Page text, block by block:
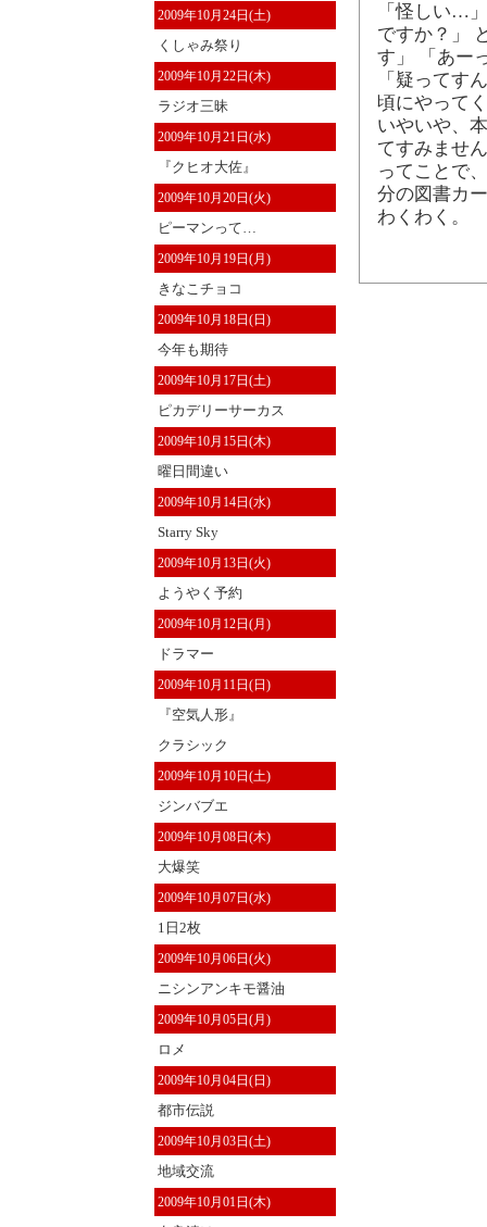
2009年10月24日(土)
くしゃみ祭り
2009年10月22日(木)
ラジオ三昧
2009年10月21日(水)
『クヒオ大佐』
2009年10月20日(火)
ピーマンって…
2009年10月19日(月)
きなこチョコ
2009年10月18日(日)
今年も期待
2009年10月17日(土)
ピカデリーサーカス
2009年10月15日(木)
曜日間違い
2009年10月14日(水)
Starry Sky
2009年10月13日(火)
ようやく予約
2009年10月12日(月)
ドラマー
2009年10月11日(日)
『空気人形』
クラシック
2009年10月10日(土)
ジンバブエ
2009年10月08日(木)
大爆笑
2009年10月07日(水)
1日2枚
2009年10月06日(火)
ニシンアンキモ醤油
2009年10月05日(月)
ロメ
2009年10月04日(日)
都市伝説
2009年10月03日(土)
地域交流
2009年10月01日(木)
「怪しい…
ですか？」
す」 「あー
「疑ってす
頃にやって
いやいや、
てすみませ
ってことで
分の図書カ
わくわく。